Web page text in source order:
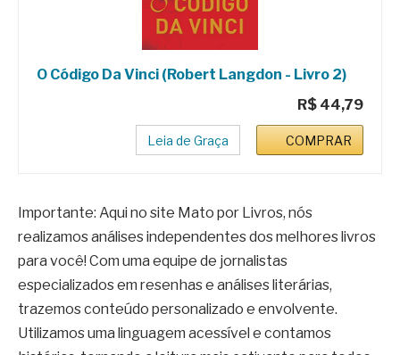
O Código Da Vinci (Robert Langdon - Livro 2)
R$ 44,79
Leia de Graça COMPRAR
Importante: Aqui no site Mato por Livros, nós
realizamos análises independentes dos melhores livros
para você! Com uma equipe de jornalistas
especializados em resenhas e análises literárias,
trazemos conteúdo personalizado e envolvente.
Utilizamos uma linguagem acessível e contamos